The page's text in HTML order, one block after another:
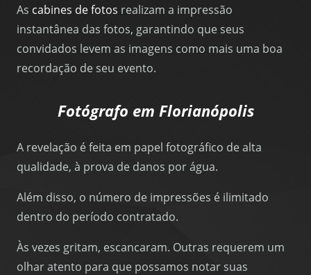
As cabines de fotos realizam a impressão
instantânea das fotos, garantindo que seus
convidados levem as imagens como mais uma boa
recordação de seu evento.
Fotógrafo em Florianópolis
A revelação é feita em papel fotográfico de alta
qualidade, à prova de danos por água.
Além disso, o número de impressões é ilimitado
dentro do período contratado.
Às vezes gritam, escancaram. Outras requerem um
olhar atento para que possamos notar suas